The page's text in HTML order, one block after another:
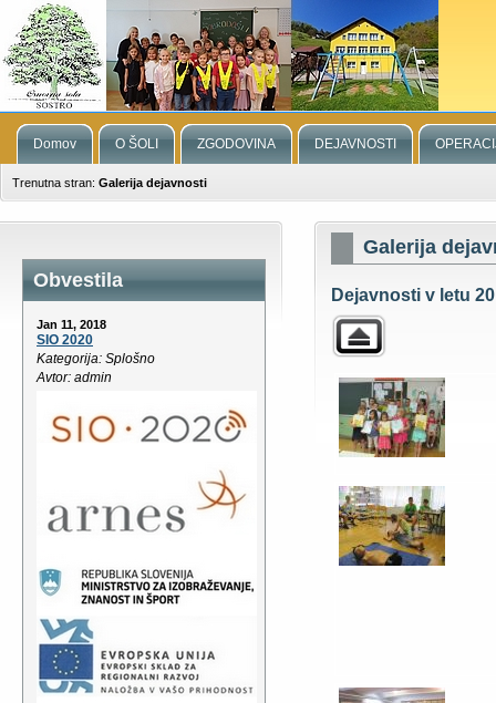
Domov O ŠOLI ZGODOVINA DEJAVNOSTI
Trenutna stran: Galerija dejavnosti
Obvestila
Jan 11, 2018
SIO 2020
Kategorija: Splošno
Avtor: admin
Galerija
Dejavnosti v letu